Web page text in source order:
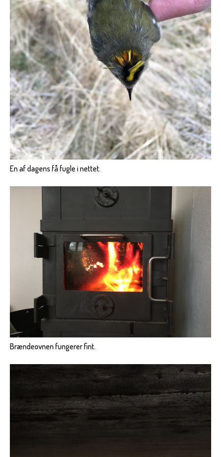
En af dagens få fugle i nettet.
Brændeovnen fungerer fint.